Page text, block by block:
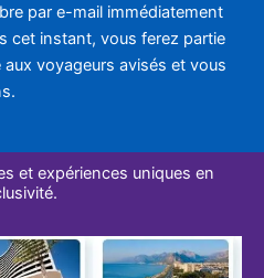
par e-mail immédiatement
cet instant, vous ferez partie
voyageurs avisés et vous
et expériences uniques en